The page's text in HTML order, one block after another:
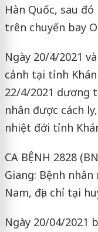
Hàn Quốc, sau đó
trên chuyến bay
Ngày 20/4/2021
cảnh tại tỉnh
22/4/2021 dương
nhân được cách
nhiệt đới tỉnh
CA BỆNH 2828
Giang: Bệnh
Nam, địa chỉ tại
Ngày 20/04/2021